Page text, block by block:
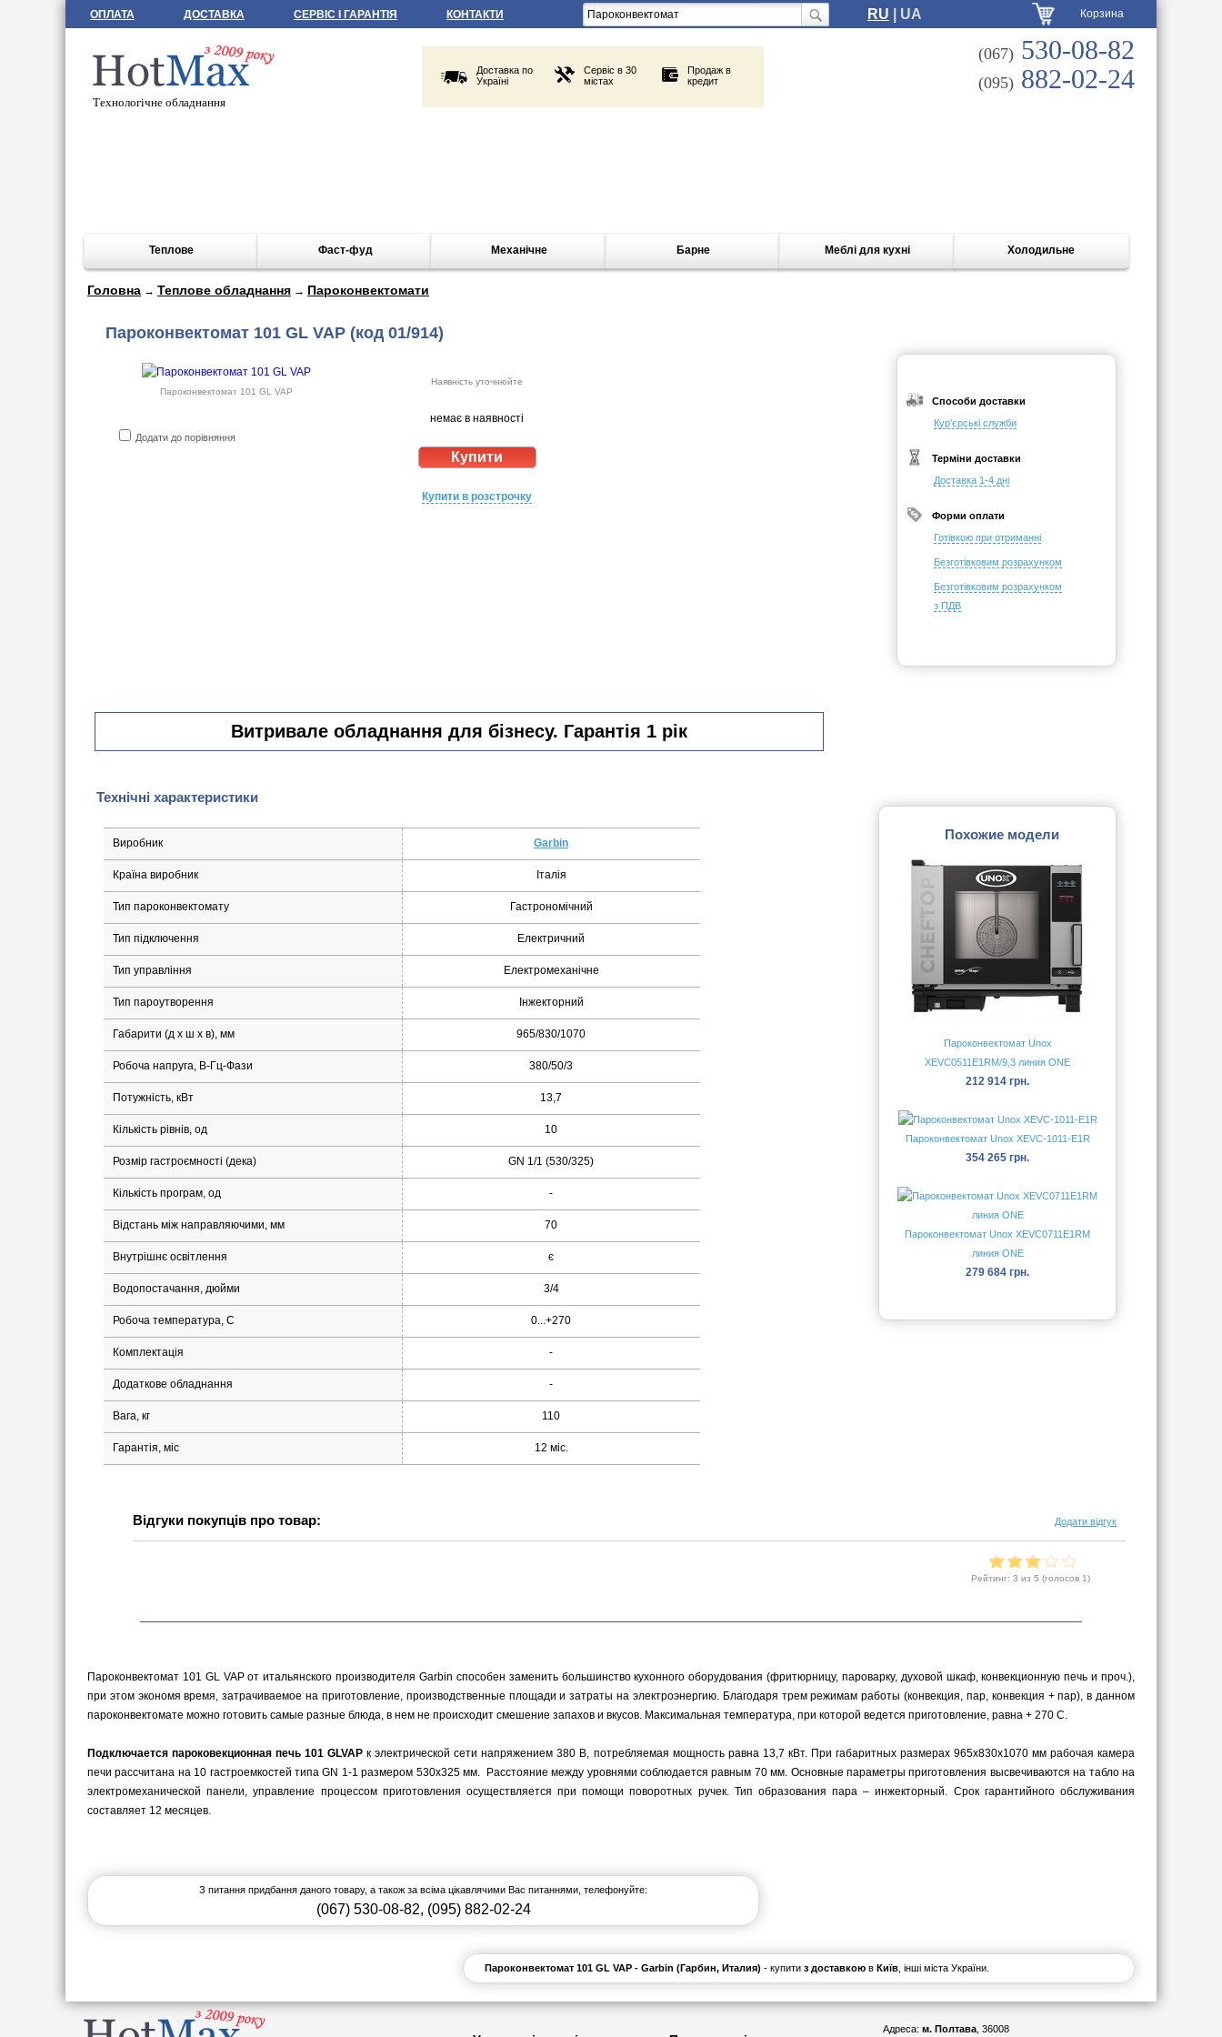
ОПЛАТА ДОСТАВКА СЕРВІС І ГАРАНТІЯ КОНТАКТИ RU | UA Корзина
Технологічне обладнання
Доставка по
Україні
Сервіс в 30
містах
Продаж в
кредит
(067) 530-08-82
(095) 882-02-24
Теплове Фаст-фуд Механічне Барне Меблі для кухні Холодильне
Головна → Теплове обладнання → Пароконвектомати
Пароконвектомат 101 GL VAP (код 01/914)
Пароконвектомат 101 GL VAP
Додати до порівняння
Наявність уточнюйте
немає в наявності
Купити в розстрочку
Способи доставки
Кур'єрські служби
Терміни доставки
Доставка 1-4 дні
Форми оплати
Готівкою при отриманні
Безготівковим розрахунком
Безготівковим розрахунком
з ПДВ
Витривале обладнання для бізнесу. Гарантія 1 рік
Технічні характеристики
Виробник Garbin
Країна виробник Італія
Тип пароконвектомату Гастрономічний
Тип підключення Електричний
Тип управління Електромеханічне
Тип пароутворення Інжекторний
Габарити (д х ш x в), мм 965/830/1070
Робоча напруга, В-Гц-Фази 380/50/3
Потужність, кВт 13,7
Кількість рівнів, од 10
Розмір гастроємності (дека) GN 1/1 (530/325)
Кількість програм, од -
Відстань між направляючими, мм 70
Внутрішнє освітлення є
Водопостачання, дюйми 3/4
Робоча температура, С 0...+270
Комплектація -
Додаткове обладнання -
Вага, кг 110
Гарантія, міс 12 міс.
Похожие модели
Пароконвектомат Unox
XEVC0511E1RM/9,3 линия ONE
212 914 грн.
Пароконвектомат Unox XEVC-1011-E1R
354 265 грн.
Пароконвектомат Unox XEVC0711E1RM
линия ONE
279 684 грн.
Відгуки покупців про товар: Додати відгук
Рейтинг: 3 из 5 (голосов 1)
Пароконвектомат 101 GL VAP от итальянского производителя Garbin способен заменить большинство кухонного оборудования (фритюрницу, пароварку, духовой шкаф, конвекционную печь и проч.),
при этом экономя время, затрачиваемое на приготовление, производственные площади и затраты на электроэнергию. Благодаря трем режимам работы (конвекция, пар, конвекция + пар), в данном
пароконвектомате можно готовить самые разные блюда, в нем не происходит смешение запахов и вкусов. Максимальная температура, при которой ведется приготовление, равна + 270 С.
Подключается пароковекционная печь 101 GLVAP к электрической сети напряжением 380 В, потребляемая мощность равна 13,7 кВт. При габаритных размерах 965х830х1070 мм рабочая камера
печи рассчитана на 10 гастроемкостей типа GN 1-1 размером 530х325 мм. Расстояние между уровнями соблюдается равным 70 мм. Основные параметры приготовления высвечиваются на табло на
электромеханической панели, управление процессом приготовления осуществляется при помощи поворотных ручек. Тип образования пара – инжекторный. Срок гарантийного обслуживания
составляет 12 месяцев.
З питання придбання даного товару, а також за всіма цікавлячими Вас питаннями, телефонуйте:
(067) 530-08-82, (095) 882-02-24
Пароконвектомат 101 GL VAP - Garbin (Гарбин, Италия) - купити з доставкоюв Київ, інші міста України.
Адреса: м. Полтава , 36008